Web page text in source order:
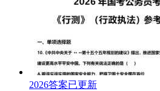
2026答案已更新